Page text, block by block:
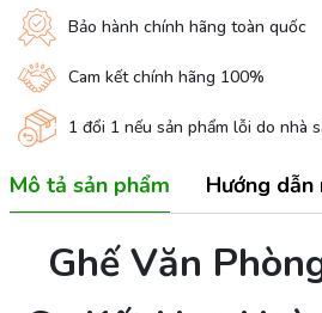
Bảo hành chính hãng toàn quốc
Cam kết chính hãng 100%
1 đổi 1 nếu sản phẩm lỗi do nhà
Mô tả sản phẩm Hướng dẫn
Ghế Văn